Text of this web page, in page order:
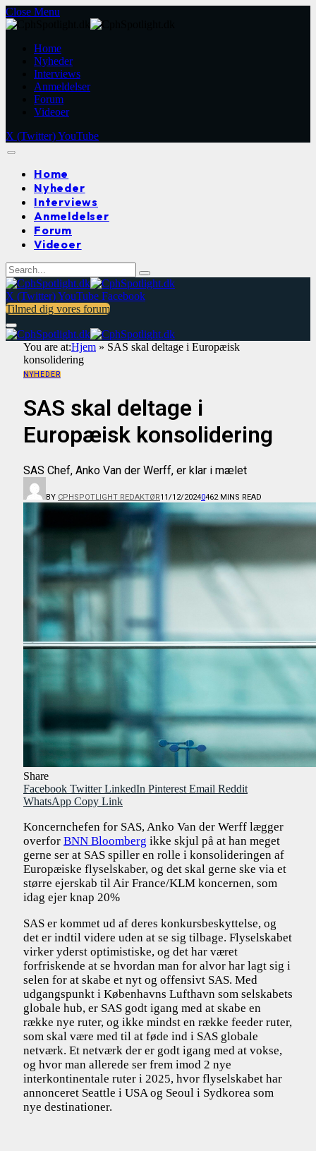
Close Menu
Home
Nyheder
Interviews
Anmeldelser
Forum
Videoer
X (Twitter)YouTube
Home
Nyheder
Interviews
Anmeldelser
Forum
Videoer
X (Twitter)YouTube Facebook
Tilmed dig vores forum
You are at:Hjem » SAS skal deltage i Europæisk
konsolidering
NYHEDER
SAS skal deltage i
Europæisk konsolidering
SAS Chef, Anko Van der Werff, er klar i mælet
BY CPHSPOTLIGHT REDAKTØR11/12/20240462 MINS READ
Share
Facebook Twitter LinkedIn Pinterest Email Reddit
WhatsApp Copy Link
Koncernchefen for SAS, Anko Van der Werff lægger
overfor BNN Bloomberg ikke skjul på at han meget
gerne ser at SAS spiller en rolle i konsolideringen af
Europæiske flyselskaber, og det skal gerne ske via et
større ejerskab til Air France/KLM koncernen, som
idag ejer knap 20%
SAS er kommet ud af deres konkursbeskyttelse, og
det er indtil videre uden at se sig tilbage. Flyselskabet
virker yderst optimistiske, og det har været
forfriskende at se hvordan man for alvor har lagt sig i
selen for at skabe et nyt og offensivt SAS. Med
udgangspunkt i Københavns Lufthavn som selskabets
globale hub, er SAS godt igang med at skabe en
række nye ruter, og ikke mindst en række feeder ruter,
som skal være med til at føde ind i SAS globale
netværk. Et netværk der er godt igang med at vokse,
og hvor man allerede ser frem imod 2 nye
interkontinentale ruter i 2025, hvor flyselskabet har
annonceret Seattle i USA og Seoul i Sydkorea som
nye destinationer.